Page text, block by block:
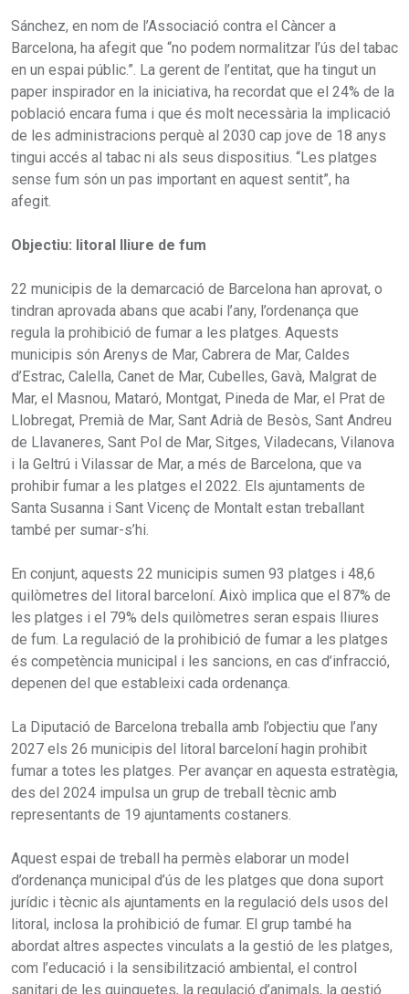
Sánchez, en nom de l’Associació contra el Càncer a
Barcelona, ha afegit que “no podem normalitzar l’ús del tabac
en un espai públic.”. La gerent de l’entitat, que ha tingut un
paper inspirador en la iniciativa, ha recordat que el 24% de la
població encara fuma i que és molt necessària la implicació
de les administracions perquè al 2030 cap jove de 18 anys
tingui accés al tabac ni als seus dispositius. “Les platges
sense fum són un pas important en aquest sentit”, ha
afegit.
Objectiu: litoral lliure de fum
22 municipis de la demarcació de Barcelona han aprovat, o
tindran aprovada abans que acabi l’any, l’ordenança que
regula la prohibició de fumar a les platges. Aquests
municipis són Arenys de Mar, Cabrera de Mar, Caldes
d’Estrac, Calella, Canet de Mar, Cubelles, Gavà, Malgrat de
Mar, el Masnou, Mataró, Montgat, Pineda de Mar, el Prat de
Llobregat, Premià de Mar, Sant Adrià de Besòs, Sant Andreu
de Llavaneres, Sant Pol de Mar, Sitges, Viladecans, Vilanova
i la Geltrú i Vilassar de Mar, a més de Barcelona, que va
prohibir fumar a les platges el 2022. Els ajuntaments de
Santa Susanna i Sant Vicenç de Montalt estan treballant
també per sumar-s’hi.
En conjunt, aquests 22 municipis sumen 93 platges i 48,6
quilòmetres del litoral barceloní. Això implica que el 87% de
les platges i el 79% dels quilòmetres seran espais lliures
de fum. La regulació de la prohibició de fumar a les platges
és competència municipal i les sancions, en cas d’infracció,
depenen del que estableixi cada ordenança.
La Diputació de Barcelona treballa amb l’objectiu que l’any
2027 els 26 municipis del litoral barceloní hagin prohibit
fumar a totes les platges. Per avançar en aquesta estratègia,
des del 2024 impulsa un grup de treball tècnic amb
representants de 19 ajuntaments costaners.
Aquest espai de treball ha permès elaborar un model
d’ordenança municipal d’ús de les platges que dona suport
jurídic i tècnic als ajuntaments en la regulació dels usos del
litoral, inclosa la prohibició de fumar. El grup també ha
abordat altres aspectes vinculats a la gestió de les platges,
com l’educació i la sensibilització ambiental, el control
sanitari de les guinguetes, la regulació d’animals, la gestió